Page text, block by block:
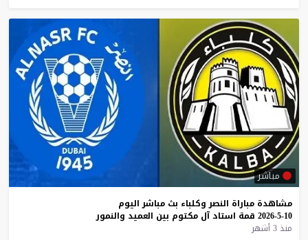
مباشر
مشاهدة مباراة النصر وكلباء بث مباشر اليوم
10-5-2026
قمة استاد آل مكتوم بين العميد والنمور
منذ 3 أشهر